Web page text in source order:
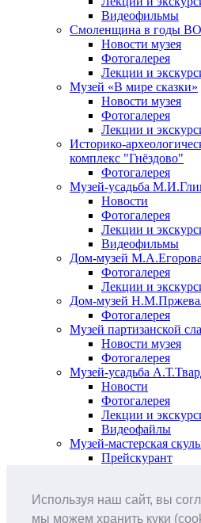
Используя наш сайт, вы
мы можем хранить куки
Видеофильмы
Смоленщина в годы
Новости музея
Фотогалерея
Лекции и
Музей «В мире сказки»
Новости музея
Фотогалерея
Лекции и
Историко-
комплекс "Гнёздово"
Фотогалерея
Музей-усадьба
Новости
Фотогалерея
Лекции и
Видеофильмы
Дом-музей М.А.Егорова
Фотогалерея
Лекции и
Дом-музей
Фотогалерея
Музей партизанской
Новости музея
Фотогалерея
Музей-усадьба
Новости
Фотогалерея
Лекции и
Видеофайлы
Музей-мастерская
Прейскурант
Анонс мероприятий
Виртуальные выставки